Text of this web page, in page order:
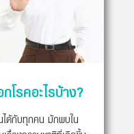
รคอะไรบ้าง?
ได้กับทุกคน มักพบใน